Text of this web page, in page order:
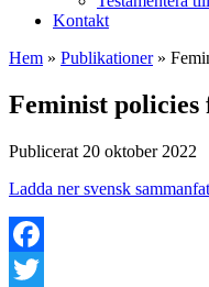
Kontakt
Hem » Publikationer »
Feminist policies
Publicerat 20 oktober 2022
Ladda ner svensk
Facebook